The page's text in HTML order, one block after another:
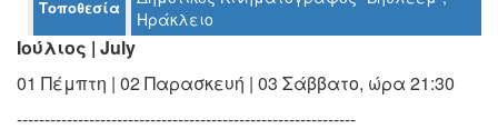
ΤΟΠΟΣ
ΜΑΣ
Τοποθεσία
Ηράκλειο
Ιούλιος | July
01 Πέμπτη | 02 Παρασκευή | 03 Σάββατο, ώρα 21:30
-------------------------------------------------------------